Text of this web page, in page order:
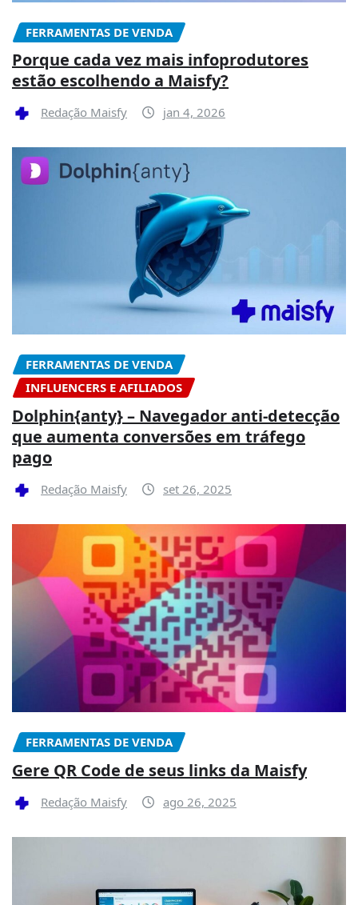
FERRAMENTAS DE VENDA
Porque cada vez mais infoprodutores
estão escolhendo a Maisfy?
Redação Maisfy jan 4, 2026
FERRAMENTAS DE VENDA
INFLUENCERS E AFILIADOS
Dolphin{anty} – Navegador anti-detecção
que aumenta conversões em tráfego
pago
Redação Maisfy set 26, 2025
FERRAMENTAS DE VENDA
Gere QR Code de seus links da Maisfy
Redação Maisfy ago 26, 2025